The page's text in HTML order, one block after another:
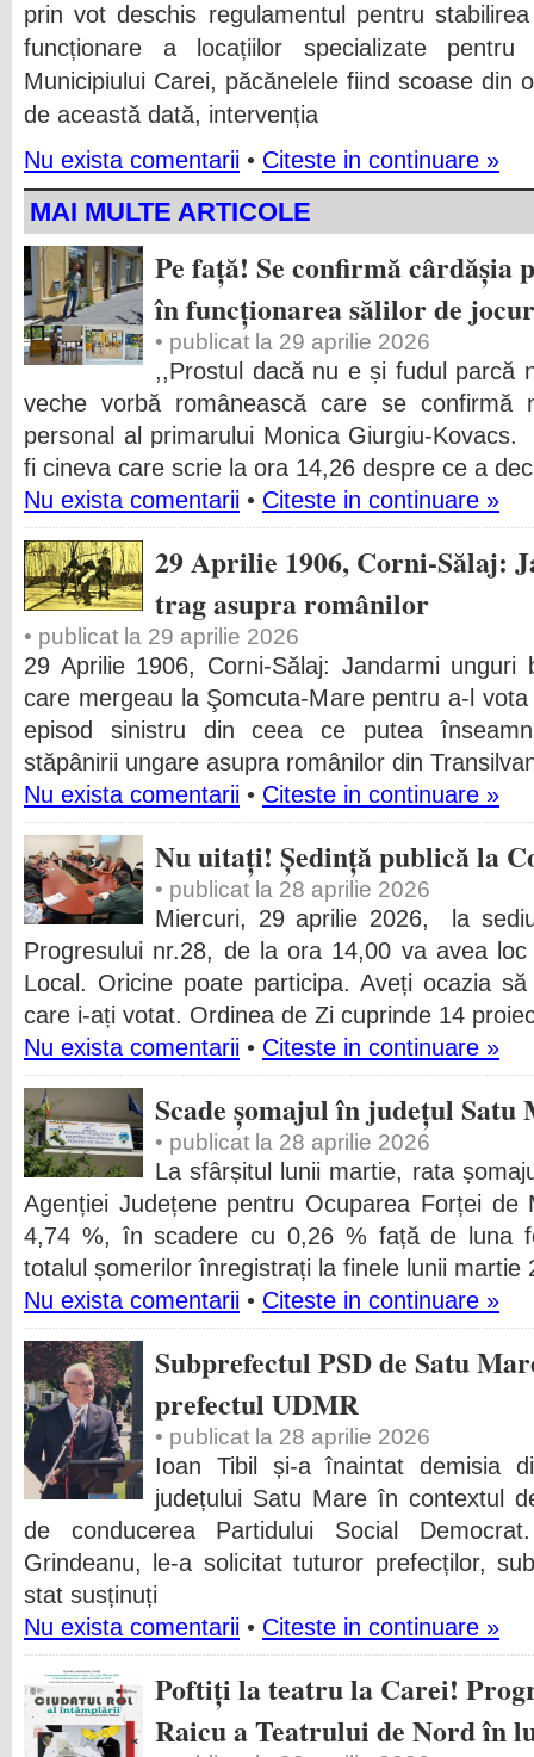
prin vot deschis regulamentul pentru
funcționare a locațiilor specializate
Municipiului Carei, păcănelele fiind scoase din
de această dată, intervenția
Nu exista comentarii • Citeste in continuare »
MAI MULTE ARTICOLE
Pe față! Se confirmă
în funcționarea sălilor de
• publicat la 29 aprilie 2026
,,Prostul dacă nu e și fudul
veche vorbă românească care se confirmă
personal al primarului Monica Giurgiu-
fi cineva care scrie la ora 14,26 despre ce a
Nu exista comentarii • Citeste in continuare »
29 Aprilie 1906, Corni-Sălaj:
trag asupra românilor
• publicat la 29 aprilie 2026
29 Aprilie 1906, Corni-Sălaj: Jandarmi unguri
care mergeau la Şomcuta-Mare pentru a-l
episod sinistru din ceea ce putea
stăpânirii ungare asupra românilor din
Nu exista comentarii • Citeste in continuare »
Nu uitați! Ședință publică la
• publicat la 28 aprilie 2026
Miercuri, 29 aprilie 2026, la
Progresului nr.28, de la ora 14,00 va avea
Local. Oricine poate participa. Aveți ocazia
care i-ați votat. Ordinea de Zi cuprinde 14
Nu exista comentarii • Citeste in continuare »
Scade șomajul în județul Satu
• publicat la 28 aprilie 2026
La sfârșitul lunii martie, rata
Agenției Județene pentru Ocuparea Forței
4,74 %, în scadere cu 0,26 % față de luna
totalul șomerilor înregistrați la finele lunii martie
Nu exista comentarii • Citeste in continuare »
Subprefectul PSD de Satu
prefectul UDMR
• publicat la 28 aprilie 2026
Ioan Tibil și-a înaintat demisia
județului Satu Mare în contextul
de conducerea Partidului Social
Grindeanu, le-a solicitat tuturor prefecților,
stat susținuți
Nu exista comentarii • Citeste in continuare »
Poftiți la teatru la Carei!
Raicu a Teatrului de Nord în